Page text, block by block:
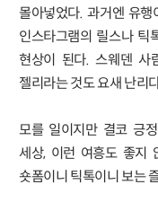
몰아넣었다. 과거엔 유
인스타그램의 릴스나 틱
현상이 된다. 스웨덴 사
젤리라는 것도 요새 난리
모를 일이지만 결코 긍
세상, 이런 여흥도 좋지
숏폼이니 틱톡이니 보는